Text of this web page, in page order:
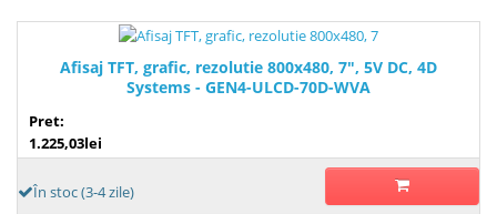
Afisaj TFT, grafic, rezolutie 800x480, 7", 5V DC, 4D
Systems - GEN4-ULCD-70D-WVA
Pret:
1.225,03lei
În stoc (3-4 zile)